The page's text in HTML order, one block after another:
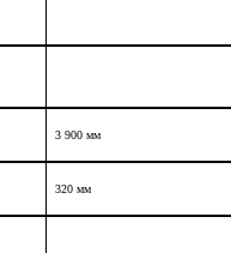
3 900 мм
320 мм